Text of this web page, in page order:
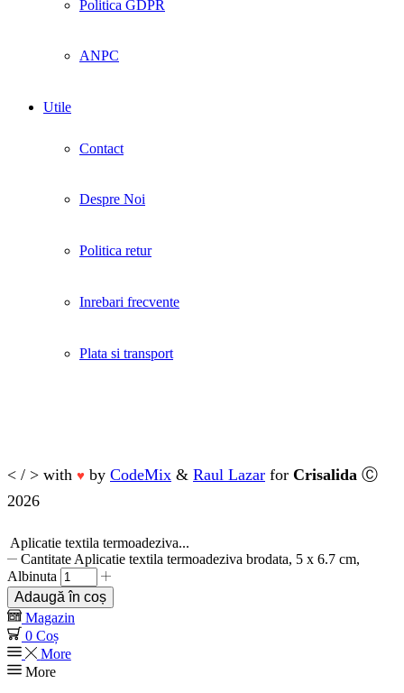
Politica GDPR
ANPC
Utile
Contact
Despre Noi
Politica retur
Inrebari frecvente
Plata si transport
< / > with ♥ by CodeMix & Raul Lazar for Crisalida Ⓒ
2026
Aplicatie textila termoadeziva...
Cantitate Aplicatie textila termoadeziva brodata, 5 x 6.7 cm,
Albinuta
Adaugă în coș
Magazin
0 Coș
More
More